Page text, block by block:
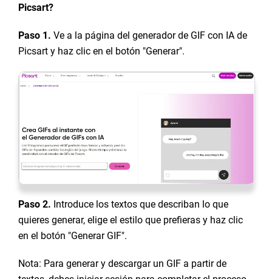
Picsart?
Paso 1. Ve a la página del generador de GIF con IA de
Picsart y haz clic en el botón "Generar".
Paso 2. Introduce los textos que describan lo que
quieres generar, elige el estilo que prefieras y haz clic
en el botón "Generar GIF".
Nota: Para generar y descargar un GIF a partir de